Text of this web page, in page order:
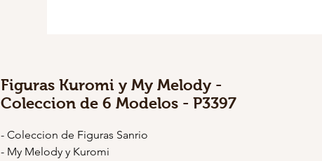
Figuras Kuromi y My Melody -
Coleccion de 6 Modelos - P3397
- Coleccion de Figuras Sanrio
- My Melody y Kuromi